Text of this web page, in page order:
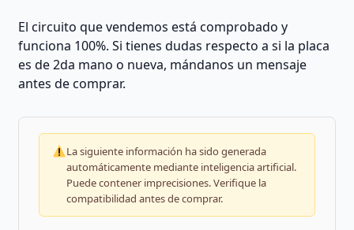
El circuito que vendemos está comprobado y
funciona 100%. Si tienes dudas respecto a si la placa
es de 2da mano o nueva, mándanos un mensaje
antes de comprar.
La siguiente información ha sido generada
automáticamente mediante inteligencia artificial.
Puede contener imprecisiones. Verifique la
compatibilidad antes de comprar.